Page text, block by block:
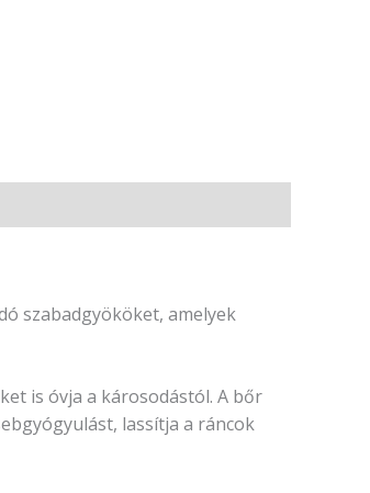
szabadgyököket, amelyek
is óvja a károsodástól. A bőr
lassítja a ráncok